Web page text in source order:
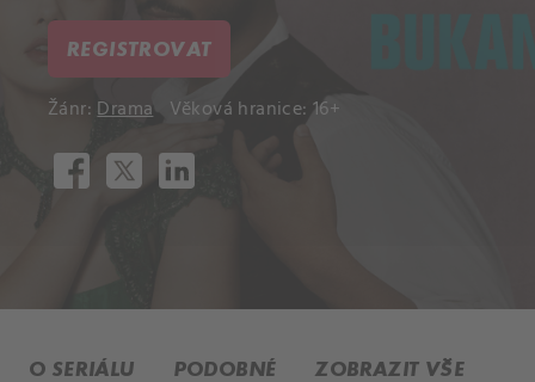
REGISTROVAT
Žánr:Drama Věková hranice: 16+
O SERIÁLU PODOBNÉ ZOBRAZIT VŠE